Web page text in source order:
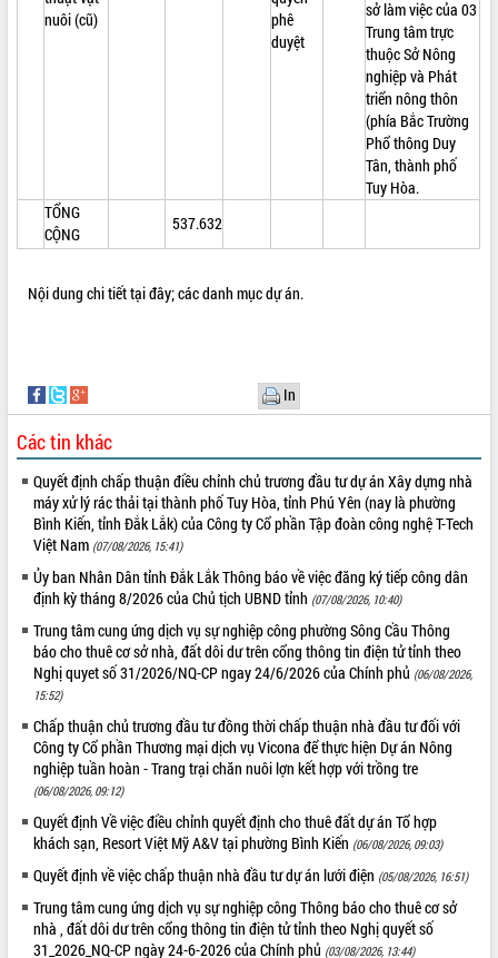
nuôi (cũ)
phê
duyệt
sở làm việc của 03
Trung tâm trực
thuộc Sở Nông
nghiệp và Phát
triển nông thôn
(phía Bắc Trường
Phổ thông Duy
Tân, thành phố
Tuy Hòa.
TỔNG
CỘNG
537.632
Nội dung chi tiếttại đây;các danh mục dự án.
In
Các tin khác
Quyết định chấp thuận điều chỉnh chủ trương đầu tư dự án Xây dựng nhà
máy xử lý rác thải tại thành phố Tuy Hòa, tỉnh Phú Yên (nay là phường
Bình Kiến, tỉnh Đắk Lắk) của Công ty Cổ phần Tập đoàn công nghệ T-Tech
Việt Nam (07/08/2026, 15:41)
Ủy ban Nhân Dân tỉnh Đắk Lắk Thông báo về việc đăng ký tiếp công dân
định kỳ tháng 8/2026 của Chủ tịch UBND tỉnh (07/08/2026, 10:40)
Trung tâm cung ứng dịch vụ sự nghiệp công phường Sông Cầu Thông
báo cho thuê cơ sở nhà, đất dôi dư trên cổng thông tin điện tử tỉnh theo
Nghị quyet số 31/2026/NQ-CP ngay 24/6/2026 của Chính phủ (06/08/2026,
15:52)
Chấp thuận chủ trương đầu tư đồng thời chấp thuận nhà đầu tư đối với
Công ty Cổ phần Thương mại dịch vụ Vicona để thực hiện Dự án Nông
nghiệp tuần hoàn - Trang trại chăn nuôi lợn kết hợp với trồng tre
(06/08/2026, 09:12)
Quyết định Về việc điều chỉnh quyết định cho thuê đất dự án Tổ hợp
khách sạn, Resort Việt Mỹ A&V tại phường Bình Kiến (06/08/2026, 09:03)
Quyết định về việc chấp thuận nhà đầu tư dự án lưới điện (05/08/2026, 16:51)
Trung tâm cung ứng dịch vụ sự nghiệp công Thông báo cho thuê cơ sở
nhà , đất dôi dư trên cổng thông tin điện tử tỉnh theo Nghị quyết số
31_2026_NQ-CP ngày 24-6-2026 của Chính phủ (03/08/2026, 13:44)